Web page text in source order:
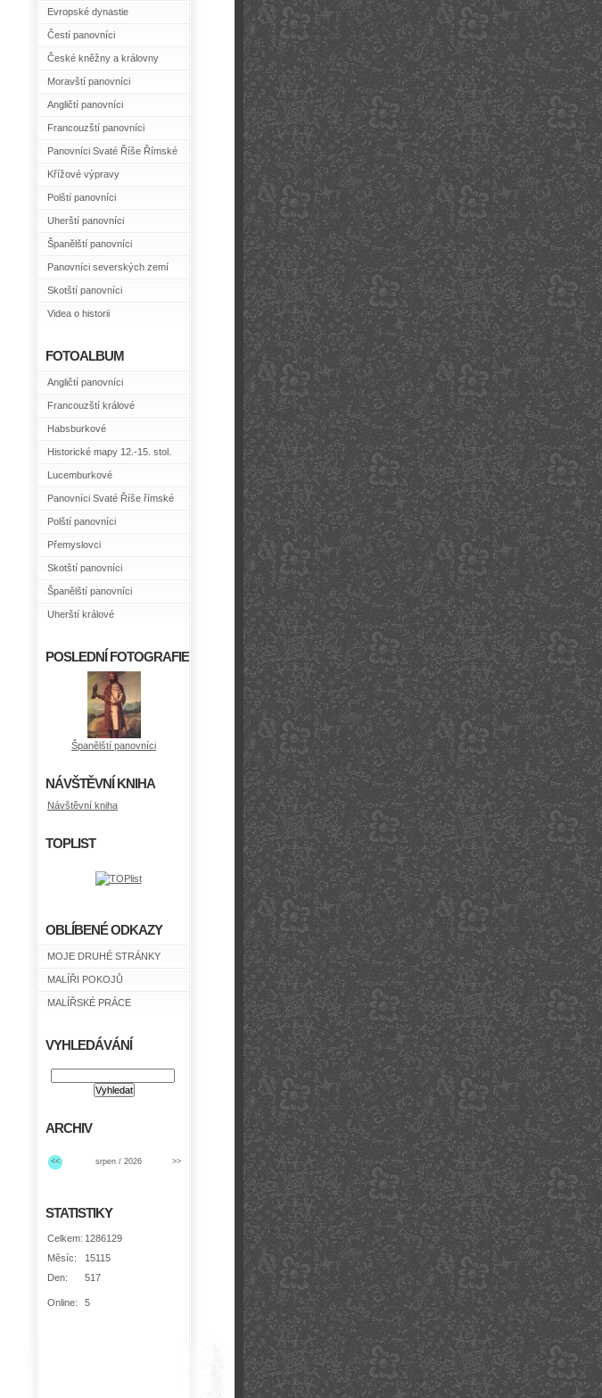
Evropské dynastie
Čestí panovníci
České kněžny a královny
Moravští panovníci
Angličtí panovníci
Francouzští panovníci
Panovníci Svaté Říše Římské
Křížové výpravy
Polští panovníci
Uherští panovníci
Španělští panovníci
Panovníci severských zemí
Skotští panovníci
Videa o historii
FOTOALBUM
Angličtí panovníci
Francouzští králové
Habsburkové
Historické mapy 12.-15. stol.
Lucemburkové
Panovníci Svaté Říše římské
Polští panovníci
Přemyslovci
Skotští panovníci
Španělští panovníci
Uherští králové
POSLEDNÍ FOTOGRAFIE
Španělští panovníci
NÁVŠTĚVNÍ KNIHA
Návštěvní kniha
TOPLIST
OBLÍBENÉ ODKAZY
MOJE DRUHÉ STRÁNKY
MALÍŘI POKOJŮ
MALÍŘSKÉ PRÁCE
VYHLEDÁVÁNÍ
ARCHIV
<< srpen / 2026 >>
STATISTIKY
Online: 5
Celkem: 1286129
Měsíc:
15115
Den:
517